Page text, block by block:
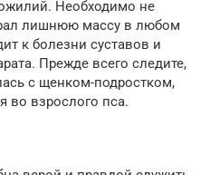
Необходимо не
лишнюю массу в любом
к болезни суставов и
Прежде всего следите,
с щенком-подростком,
во взрослого пса.